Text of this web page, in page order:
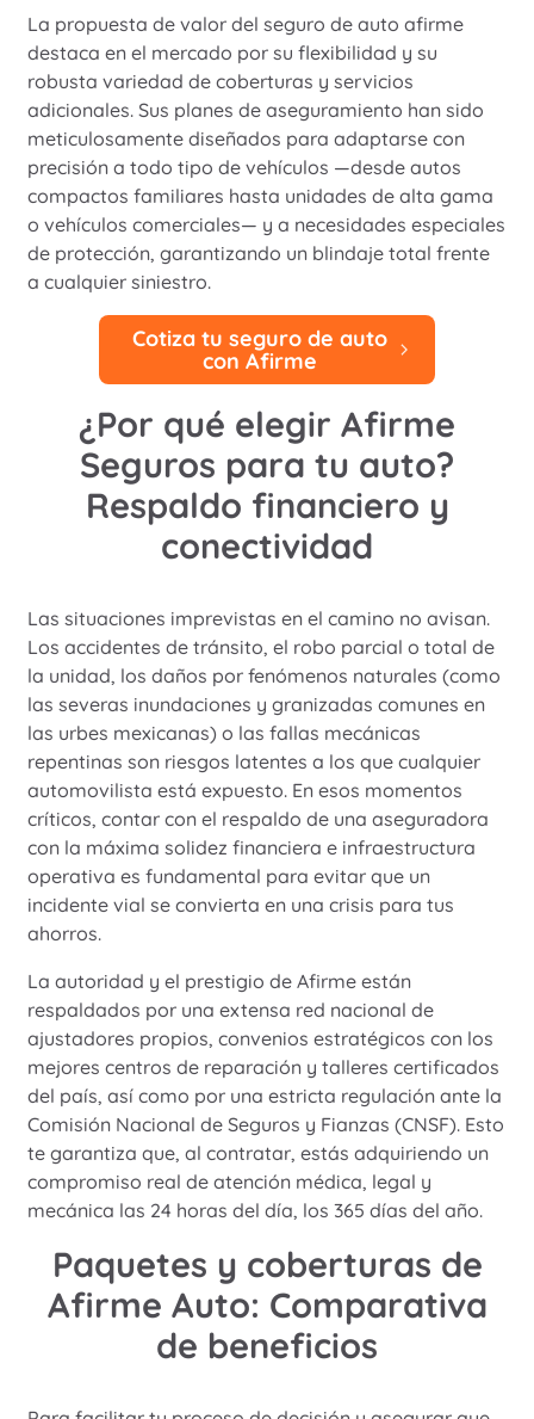
La propuesta de valor del seguro de auto afirme
destaca en el mercado por su flexibilidad y su
robusta variedad de coberturas y servicios
adicionales. Sus planes de aseguramiento han sido
meticulosamente diseñados para adaptarse con
precisión a todo tipo de vehículos —desde autos
compactos familiares hasta unidades de alta gama
o vehículos comerciales— y a necesidades especiales
de protección, garantizando un blindaje total frente
a cualquier siniestro.
Cotiza tu seguro de auto
con Afirme
¿Por qué elegir Afirme
Seguros para tu auto?
Respaldo financiero y
conectividad
Las situaciones imprevistas en el camino no avisan.
Los accidentes de tránsito, el robo parcial o total de
la unidad, los daños por fenómenos naturales (como
las severas inundaciones y granizadas comunes en
las urbes mexicanas) o las fallas mecánicas
repentinas son riesgos latentes a los que cualquier
automovilista está expuesto. En esos momentos
críticos, contar con el respaldo de una aseguradora
con la máxima solidez financiera e infraestructura
operativa es fundamental para evitar que un
incidente vial se convierta en una crisis para tus
ahorros.
La autoridad y el prestigio de Afirme están
respaldados por una extensa red nacional de
ajustadores propios, convenios estratégicos con los
mejores centros de reparación y talleres certificados
del país, así como por una estricta regulación ante la
Comisión Nacional de Seguros y Fianzas (CNSF). Esto
te garantiza que, al contratar, estás adquiriendo un
compromiso real de atención médica, legal y
mecánica las 24 horas del día, los 365 días del año.
Paquetes y coberturas de
Afirme Auto: Comparativa
de beneficios